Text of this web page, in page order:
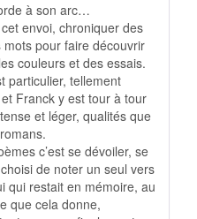
à son arc…
envoi, chroniquer des
mots pour faire découvrir
couleurs et des essais.
particulier, tellement
Franck y est tour à tour
et léger, qualités que
c’est se dévoiler, se
de noter un seul vers
qui restait en mémoire, au
que cela donne,